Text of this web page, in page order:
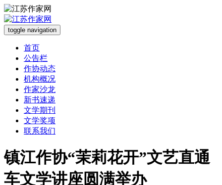
toggle navigation
首页
公告栏
作协动态
机构概况
作家沙龙
新书速递
文学期刊
文学奖项
联系我们
镇江作协“茉莉花开”文艺直通
车文学讲座圆满举办